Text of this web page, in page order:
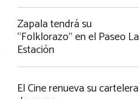
Zapala tendrá su
“Folklorazo” en el Paseo La
Estación
El Cine renueva su cartelera